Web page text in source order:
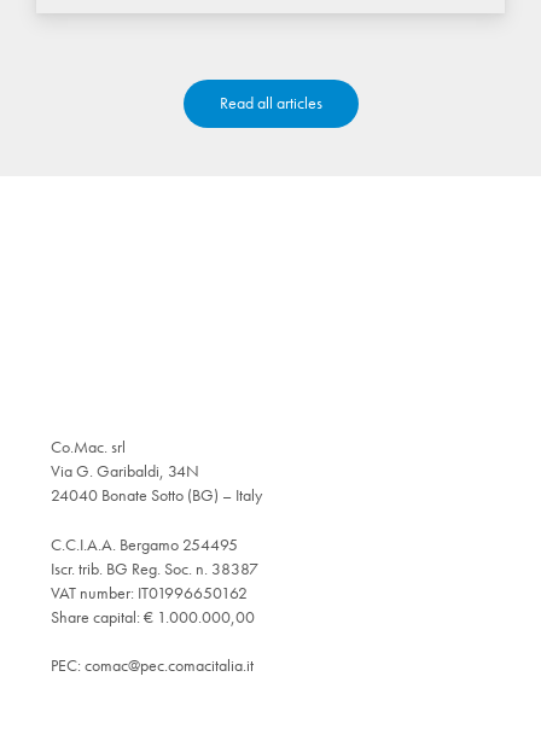
Read all articles
Co.Mac. srl
Via G. Garibaldi, 34N
24040 Bonate Sotto (BG) – Italy
C.C.I.A.A. Bergamo 254495
Iscr. trib. BG Reg. Soc. n. 38387
VAT number: IT01996650162
Share capital: € 1.000.000,00
PEC: comac@pec.comacitalia.it